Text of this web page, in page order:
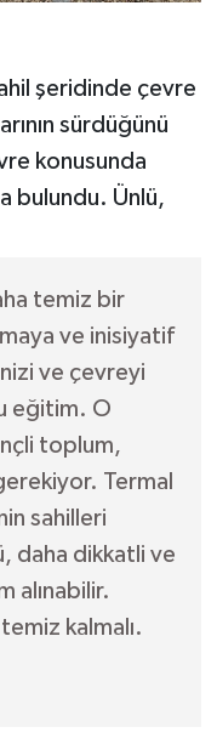
şeridinde çevre
sürdüğünü
konusunda
bulundu. Ünlü,
temiz bir
ve inisiyatif
ve çevreyi
eğitim. O
toplum,
Termal
sahilleri
daha dikkatli ve
alınabilir.
kalmalı.